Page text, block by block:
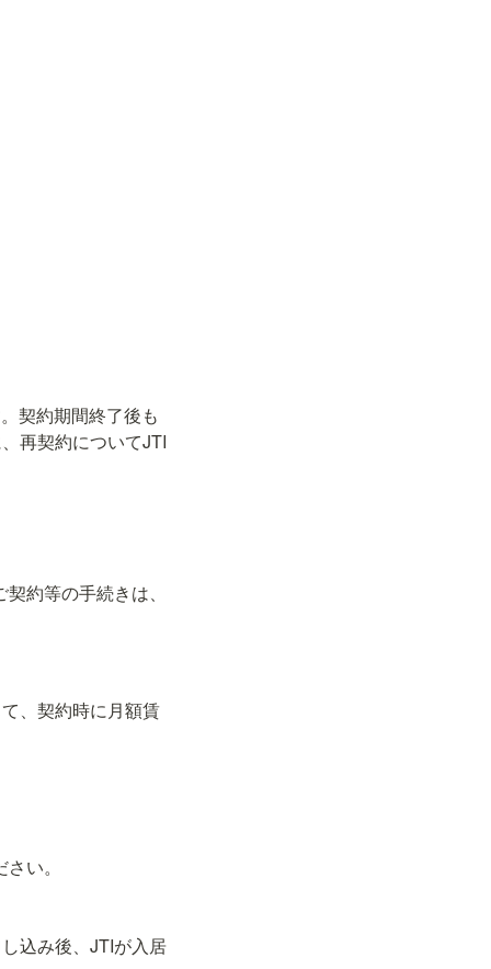
契約期間終了後も
再契約についてJTI
約等の手続きは、
、契約時に月額賃
い。
込み後、JTIが入居